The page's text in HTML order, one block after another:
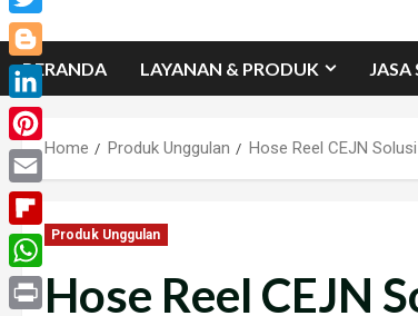
BERANDA LAYANAN & PRODUK JASA
Home Produk Unggulan Hose Reel CEJN
Produk Unggulan
Hose Reel CEJN
Twitter
Blogger
LinkedIn
Pinterest
Email
Flipboard
WhatsApp